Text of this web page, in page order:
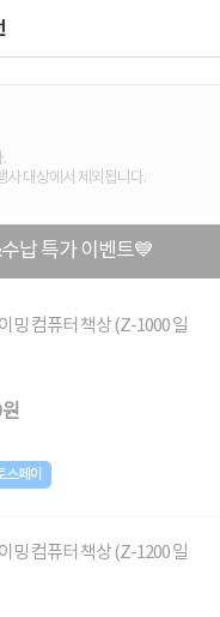
.
사 대상에서 제외됩니다.
납 특가 이벤트💙
밍 컴퓨터 책상 (Z-1000 일
스페이
밍 컴퓨터 책상 (Z-1200 일